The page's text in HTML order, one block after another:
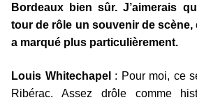
Bordeaux bien sûr. J’aimerais
tour de rôle un souvenir de
a marqué plus particulièrement.
Louis Whitechapel : Pour moi, ce
Ribérac. Assez drôle comme